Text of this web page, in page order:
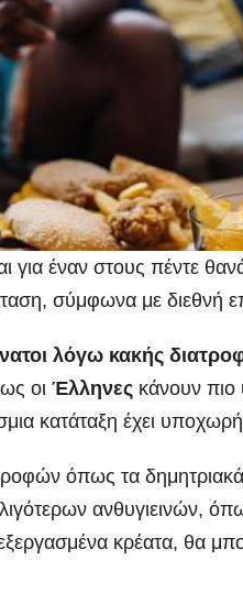
για έναν στους πέντε
σύμφωνα με διεθνή
λόγω κακής
οι Έλληνες κάνουν πιο
κατάταξη έχει
όπως τα
ανθυγιεινών,
κρέατα, θα